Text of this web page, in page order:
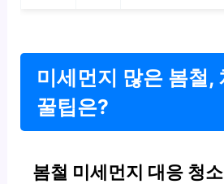
미세먼지 많은 봄철,
꿀팁은?
봄철 미세먼지 대응 청소